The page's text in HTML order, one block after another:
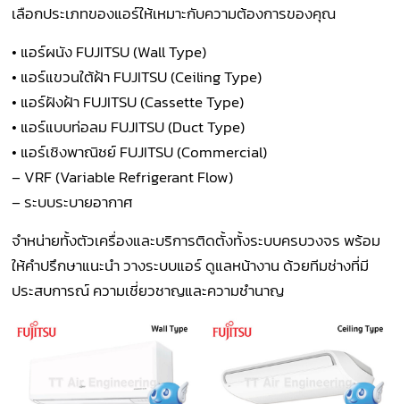
เลือกประเภทของแอร์ให้เหมาะกับความต้องการของคุณ
• แอร์ผนัง FUJITSU (Wall Type)
• แอร์แขวนใต้ฝ้า FUJITSU (Ceiling Type)
• แอร์ฝังฝ้า FUJITSU (Cassette Type)
• แอร์แบบท่อลม FUJITSU (Duct Type)
• แอร์เชิงพาณิชย์ FUJITSU (Commercial)
– VRF (Variable Refrigerant Flow)
– ระบบระบายอากาศ
จำหน่ายทั้งตัวเครื่องและบริการติดตั้งทั้งระบบครบวงจร พร้อม
ให้คำปรึกษาแนะนำ วางระบบแอร์ ดูแลหน้างาน ด้วยทีมช่างที่มี
ประสบการณ์ ความเชี่ยวชาญและความชำนาญ